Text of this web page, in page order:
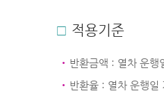
□ 적용기준
반환금액 : 열차 운
반환율 : 열차 운행